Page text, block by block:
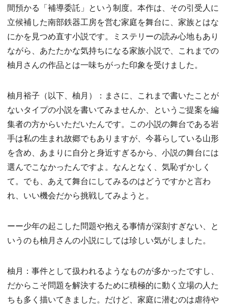
間預かる「補導委託」という制度。本作は、その引受人に
立候補した南部鉄器工房を営む家庭を舞台に、家族とはな
にかを見つめ直す小説です。ミステリーの読み心地もあり
ながら、あたたかな気持ちになる家族小説で、これまでの
柚月さんの作品とは一味ちがった印象を受けました。
柚月裕子（以下、柚月）：まさに、これまで書いたことが
ないタイプの小説を書いてみませんか、というご提案を編
集者の方からいただいたんです。この小説の舞台である岩
手は私の生まれ故郷でもありますが、今暮らしている山形
を含め、あまりに自分と身近すぎるから、小説の舞台には
選んでこなかったんですよ。なんとなく、気恥ずかしく
て。でも、あえて舞台にしてみるのはどうですかと言わ
れ、いい機会だから挑戦してみようと。
ーー少年の起こした問題や抱える事情が深刻すぎない、と
いうのも柚月さんの小説にしては珍しい気がしました。
柚月：事件として扱われるようなものが多かったですし、
だからこそ問題を解決するために積極的に動く立場の人た
ちも多く描いてきました。だけど、家庭に潜むのは虐待や